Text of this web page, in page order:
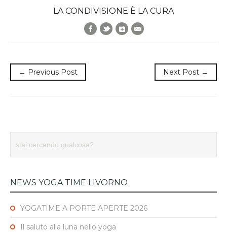
LA CONDIVISIONE È LA CURA
Facebook
TwitterGoogle+
← Previous Post Next Post →
NEWS YOGA TIME LIVORNO
YOGATIME A PORTE APERTE 2026
Il saluto alla luna nello yoga